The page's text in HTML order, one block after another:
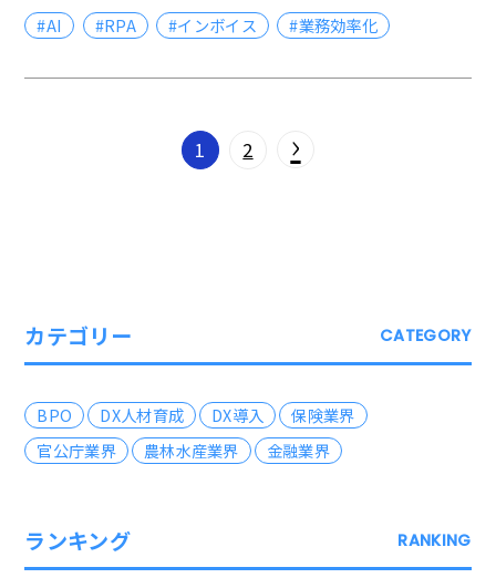
#AI #RPA #インボイス #業務効率化
1 2 ›
カテゴリー CATEGORY
BPO DX人材育成 DX導入
保険業界
官公庁業界
農林水産業界 金融業界
ランキング RANKING